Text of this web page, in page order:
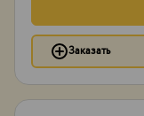
Заказать